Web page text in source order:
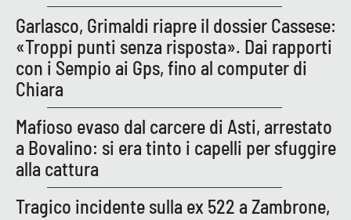
Garlasco, Grimaldi riapre il dossier Cassese:
«Troppi punti senza risposta». Dai rapporti
con i Sempio ai Gps, fino al computer di
Chiara
Mafioso evaso dal carcere di Asti, arrestato
a Bovalino: si era tinto i capelli per sfuggire
alla cattura
Tragico incidente sulla ex 522 a Zambrone,